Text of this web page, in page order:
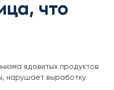
что
ядовитых продуктов
нарушает выработку